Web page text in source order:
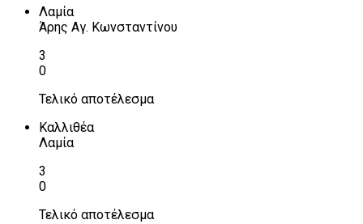
Λαμία
Άρης Αγ. Κωνσταντίνου
3
0
Τελικό αποτέλεσμα
Καλλιθέα
Λαμία
3
0
Τελικό αποτέλεσμα